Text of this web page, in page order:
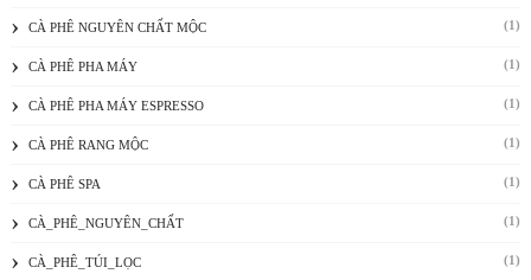
CÀ PHÊ NGUYÊN CHẤT MỘC (1)
CÀ PHÊ PHA MÁY (1)
CÀ PHÊ PHA MÁY ESPRESSO (1)
CÀ PHÊ RANG MỘC (1)
CÀ PHÊ SPA (1)
CÀ_PHÊ_NGUYÊN_CHẤT (1)
CÀ_PHÊ_TÚI_LỌC (1)